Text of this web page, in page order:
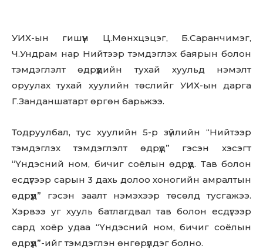
УИХ-ын гишүүн Ц.Мөнхцэцэг, Б.Саранчимэг,
Ч.Ундрам нар Нийтээр тэмдэглэх баярын болон
тэмдэглэлт өдрүүдийн тухай хуульд нэмэлт
оруулах тухай хуулийн төслийг УИХ-ын дарга
Г.Занданшатарт өргөн барьжээ.
Тодруулбал, тус хуулийн 5-р зүйлийн “Нийтээр
тэмдэглэх тэмдэглэлт өдрүүд” гэсэн хэсэгт
“Үндэсний ном, бичиг соёлын өдрүүд. Тав болон
есдүгээр сарын 3 дахь долоо хоногийн амралтын
өдрүүд” гэсэн заалт нэмэхээр төсөлд тусгажээ.
Хэрвээ уг хууль батлагдвал тав болон есдүгээр
сард хоёр удаа “Үндэсний ном, бичиг соёлын
өдрүүд”-ийг тэмдэглэн өнгөрүүлдэг болно.